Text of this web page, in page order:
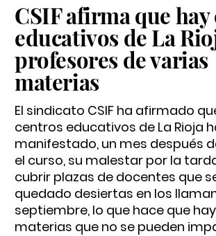
CSIF afirma que
educativos de La
profesores de varias
materias
El sindicato CSIF ha afirmado
centros educativos de La Rioja
manifestado, un mes después
el curso, su malestar por la
cubrir plazas de docentes que
quedado desiertas en los
septiembre, lo que hace que
materias que no se pueden